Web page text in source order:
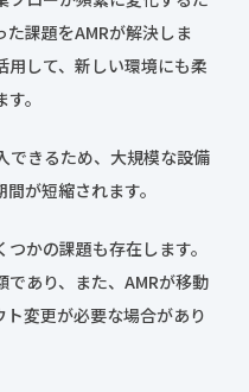
課題をAMRが解決しま
用して、新しい環境にも柔
。
できるため、大規模な設備
が短縮されます。
かの課題も存在します。
あり、また、AMRが移動
変更が必要な場合があり